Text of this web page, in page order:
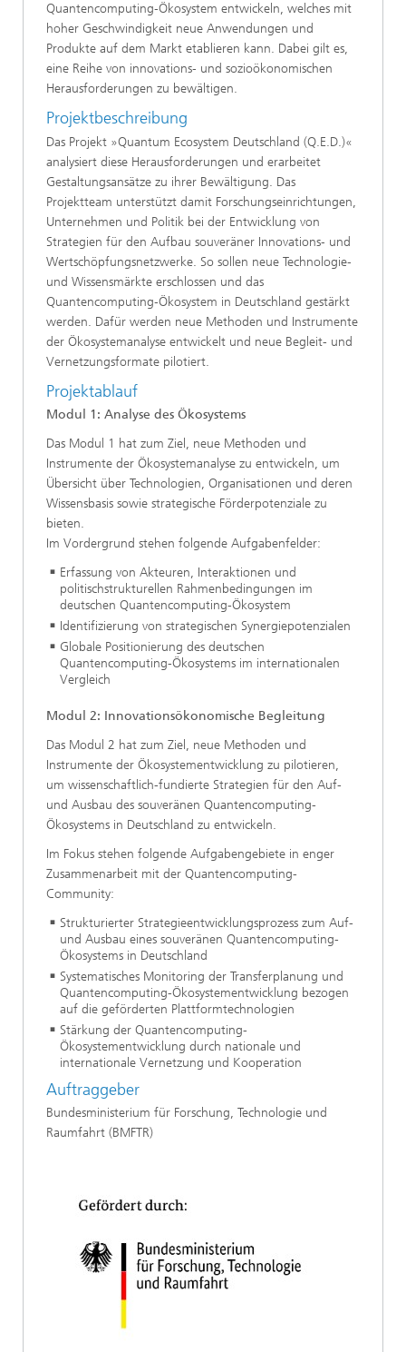
Quantencomputing‐Ökosystem entwickeln, welches mit
hoher Geschwindigkeit neue Anwendungen und
Produkte auf dem Markt etablieren kann. Dabei gilt es,
eine Reihe von innovations‐ und sozioökonomischen
Herausforderungen zu bewältigen.
Projektbeschreibung
Das Projekt »Quantum Ecosystem Deutschland (Q.E.D.)«
analysiert diese Herausforderungen und erarbeitet
Gestaltungsansätze zu ihrer Bewältigung. Das
Projektteam unterstützt damit Forschungseinrichtungen,
Unternehmen und Politik bei der Entwicklung von
Strategien für den Aufbau souveräner Innovations‐ und
Wertschöpfungsnetzwerke. So sollen neue Technologie‐
und Wissensmärkte erschlossen und das
Quantencomputing‐Ökosystem in Deutschland gestärkt
werden. Dafür werden neue Methoden und Instrumente
der Ökosystemanalyse entwickelt und neue Begleit- und
Vernetzungsformate pilotiert.
Projektablauf
Modul 1: Analyse des Ökosystems
Das Modul 1 hat zum Ziel, neue Methoden und
Instrumente der Ökosystemanalyse zu entwickeln, um
Übersicht über Technologien, Organisationen und deren
Wissensbasis sowie strategische Förderpotenziale zu
bieten.
Im Vordergrund stehen folgende Aufgabenfelder:
Erfassung von Akteuren, Interaktionen und
politischstrukturellen Rahmenbedingungen im
deutschen Quantencomputing-Ökosystem
Identifizierung von strategischen Synergiepotenzialen
Globale Positionierung des deutschen
Quantencomputing-Ökosystems im internationalen
Vergleich
Modul 2: Innovationsökonomische Begleitung
Das Modul 2 hat zum Ziel, neue Methoden und
Instrumente der Ökosystementwicklung zu pilotieren,
um wissenschaftlich-fundierte Strategien für den Auf-
und Ausbau des souveränen Quantencomputing-
Ökosystems in Deutschland zu entwickeln.
Im Fokus stehen folgende Aufgabengebiete in enger
Zusammenarbeit mit der Quantencomputing-
Community:
Strukturierter Strategieentwicklungsprozess zum Auf-
und Ausbau eines souveränen Quantencomputing-
Ökosystems in Deutschland
Systematisches Monitoring der Transferplanung und
Quantencomputing-Ökosystementwicklung bezogen
auf die geförderten Plattformtechnologien
Stärkung der Quantencomputing-
Ökosystementwicklung durch nationale und
internationale Vernetzung und Kooperation
Auftraggeber
Bundesministerium für Forschung, Technologie und
Raumfahrt (BMFTR)